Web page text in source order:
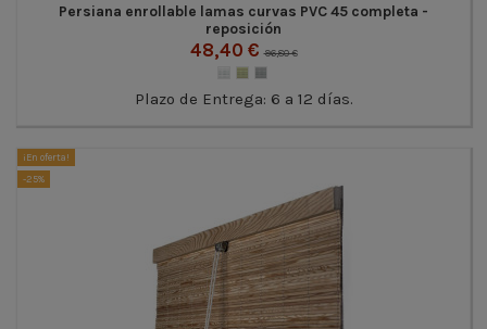
Persiana enrollable lamas curvas PVC 45 completa -
reposición
48,40 €96,80 €
Plazo de Entrega: 6 a 12 días.
¡En oferta!
-25%